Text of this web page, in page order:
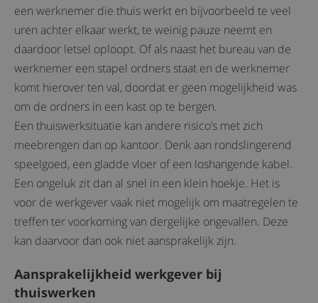
een werknemer die thuis werkt en bijvoorbeeld te veel
uren achter elkaar werkt, te weinig pauze neemt en
daardoor letsel oploopt. Of als naast het bureau van de
werknemer een stapel ordners staat en de werknemer
komt hierover ten val, doordat er geen mogelijkheid was
om de ordners in een kast op te bergen.
Een thuiswerksituatie kan andere risico’s met zich
meebrengen dan op kantoor. Denk aan rondslingerend
speelgoed, een gladde vloer of een loshangende kabel.
Een ongeluk zit dan al snel in een klein hoekje. Het is
voor de werkgever vaak niet mogelijk om maatregelen te
treffen ter voorkoming van dergelijke ongevallen. Deze
kan daarvoor dan ook niet aansprakelijk zijn.
Aansprakelijkheid werkgever bij
thuiswerken